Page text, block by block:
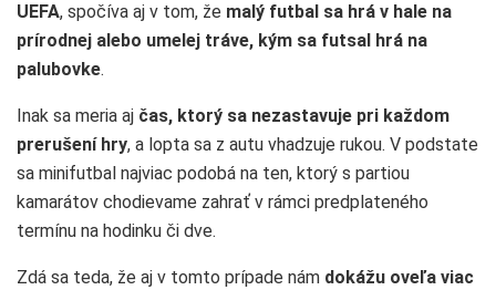
UEFA, spočíva aj v tom, že malý futbal sa hrá v hale na
prírodnej alebo umelej tráve, kým sa futsal hrá na
palubovke.
Inak sa meria aj čas, ktorý sa nezastavuje pri každom
prerušení hry, a lopta sa z autu vhadzuje rukou. V podstate
sa minifutbal najviac podobá na ten, ktorý s partiou
kamarátov chodievame zahrať v rámci predplateného
termínu na hodinku či dve.
Zdá sa teda, že aj v tomto prípade nám dokážu oveľa viac